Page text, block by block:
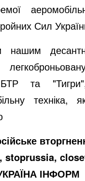
e
o
Сил
нашим
та
техніка,
stoprussia,
ІНФОРМ